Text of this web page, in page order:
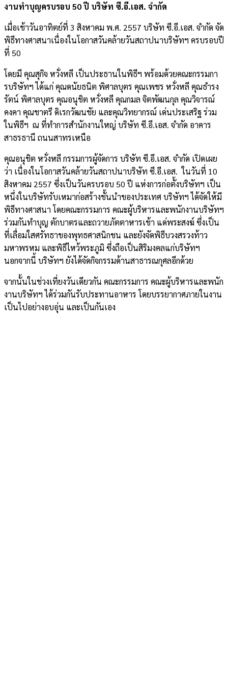
งานทำบุญครบรอบ 50 ปี บริษัท ซี.อี.เอส. จำกัด
เมื่อเช้าวันอาทิตย์ที่ 3 สิงหาคม พ.ศ. 2557 บริษัท ซี.อี.เอส. จำกัด จัด
พิธีทางศาสนาเนื่องในโอกาสวันคล้ายวันสถาปนาบริษัทฯ ครบรอบปี
ที่ 50
โดยมี คุณสุกิจ หวั่งหลี เป็นประธานในพิธีฯ พร้อมด้วยคณะกรรมกา
รบริษัทฯ ได้แก่ คุณดนัยธนิต พิศาลบุตร คุณเพชร หวั่งหลี คุณธำรง
รัตน์ พิศาลบุตร คุณอนุชิต หวั่งหลี คุณกมล จิตพัฒนกุล คุณวิจารณ์
คงคา คุณชาตรี ดิเรกวัฒนชัย และคุณวิทยากรณ์ เด่นประเสริฐ ร่วม
ในพิธีฯ ณ ที่ทำการสำนักงานใหญ่ บริษัท ซี.อี.เอส. จำกัด อาคาร
สาธรธานี ถนนสาทรเหนือ
คุณอนุชิต หวั่งหลี กรรมการผู้จัดการ บริษัท ซี.อี.เอส. จำกัด เปิดเผย
ว่า เนื่องในโอกาสวันคล้ายวันสถาปนาบริษัท ซี.อี.เอส. ในวันที่ 10
สิงหาคม 2557 ซึ่งเป็นวันครบรอบ 50 ปี แห่งการก่อตั้งบริษัทฯ เป็น
หนึ่งในบริษัทรับเหมาก่อสร้างชั้นนำของประเทศ บริษัทฯ ได้จัดให้มี
พิธีทางศาสนา โดยคณะกรรมการ คณะผู้บริหารและพนักงานบริษัทฯ
ร่วมกันทำบุญ ตักบาตรและถวายภัตตาหารเช้า แด่พระสงฆ์ ซึ่งเป็น
ที่เลื่อมใสศรัทธาของพุทธศาสนิกชน และยังจัดพิธีบวงสรวงท้าว
มหาพรหม และพิธีไหว้พระภูมิ ซึ่งถือเป็นสิริมงคลแก่บริษัทฯ
นอกจากนี้ บริษัทฯ ยังได้จัดกิจกรรมด้านสาธารณกุศลอีกด้วย
จากนั้นในช่วงเที่ยงวันเดียวกัน คณะกรรมการ คณะผู้บริหารและพนัก
งานบริษัทฯ ได้ร่วมกันรับประทานอาหาร โดยบรรยากาศภายในงาน
เป็นไปอย่างอบอุ่น และเป็นกันเอง